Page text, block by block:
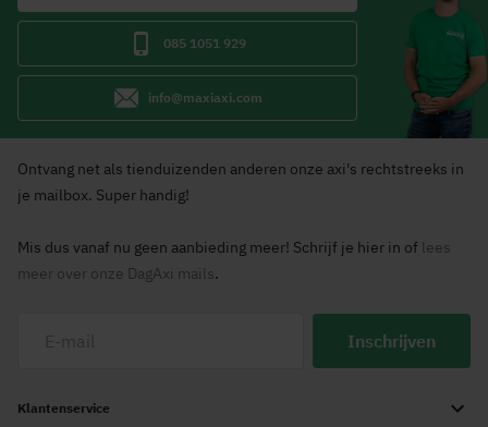
085 1051 929
info@maxiaxi.com
Ontvang net als tienduizenden anderen onze axi's rechtstreeks in
je mailbox. Super handig!
Mis dus vanaf nu geen aanbieding meer! Schrijf je hier in of lees
meer over onze DagAxi mails.
Inschrijven
Klantenservice